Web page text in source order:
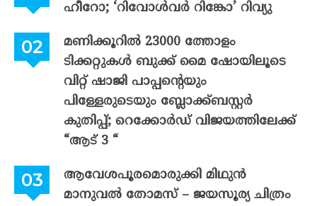
ഹീറോ; ‘റിവോൾവർ റിങ്കോ’ റിവ്യു
മണിക്കൂറിൽ 23000 ത്തോളം
ടിക്കറ്റുകൾ ബുക്ക് മൈ ഷോയിലൂടെ
വിറ്റ് ഷാജി പാപ്പന്റെയും
പിള്ളേരുടെയും ബ്ലോക്ക്ബസ്റ്റർ
കുതിപ്പ്; റെക്കോർഡ് വിജയത്തിലേക്ക്
“ആട് 3 “
ആവേശപൂരമൊരുക്കി മിഥുൻ
മാനുവൽ തോമസ് – ജയസൂര്യ ചിത്രം